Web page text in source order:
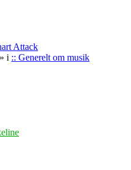
Attack
» i :: Generelt om musik